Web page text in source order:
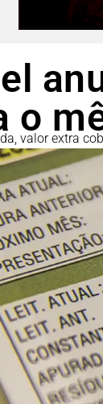
o
valor extra